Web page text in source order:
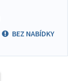
BEZ NABÍDKY